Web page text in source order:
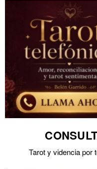
Tarot y videncia por